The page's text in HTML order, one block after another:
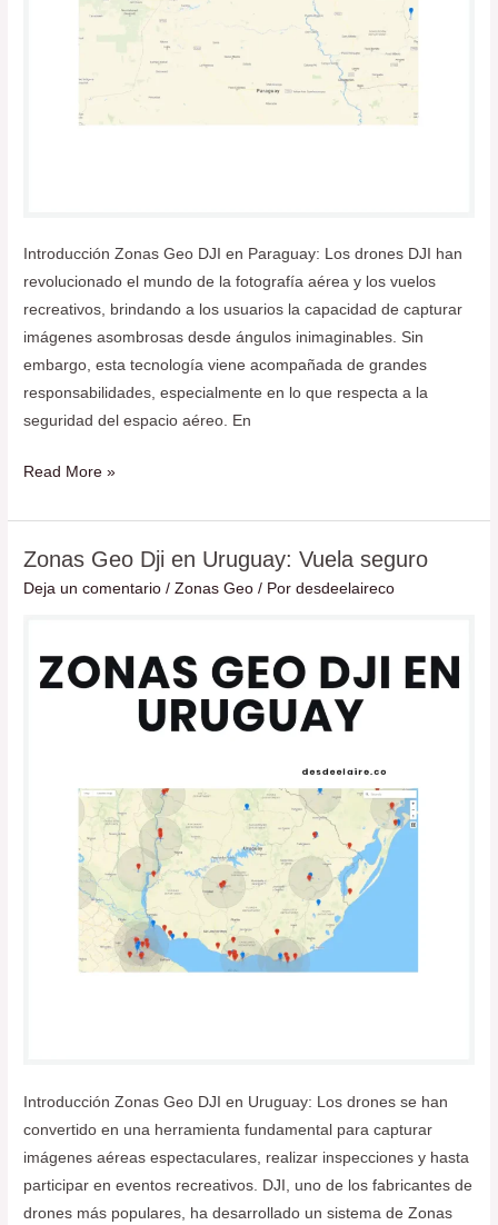
Introducción Zonas Geo DJI en Paraguay: Los drones DJI han
revolucionado el mundo de la fotografía aérea y los vuelos
recreativos, brindando a los usuarios la capacidad de capturar
imágenes asombrosas desde ángulos inimaginables. Sin
embargo, esta tecnología viene acompañada de grandes
responsabilidades, especialmente en lo que respecta a la
seguridad del espacio aéreo. En
Read More »
Zonas Geo Dji en Uruguay: Vuela seguro
Deja un comentario /Zonas Geo / Pordesdeelaireco
Introducción Zonas Geo DJI en Uruguay: Los drones se han
convertido en una herramienta fundamental para capturar
imágenes aéreas espectaculares, realizar inspecciones y hasta
participar en eventos recreativos. DJI, uno de los fabricantes de
drones más populares, ha desarrollado un sistema de Zonas
Zonas
Geo
Uruguay: